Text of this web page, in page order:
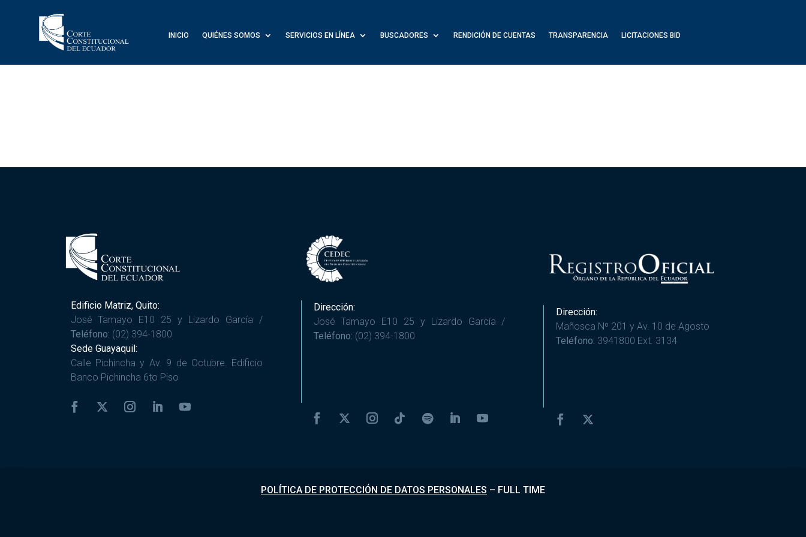
INICIO QUIÉNES SOMOS SERVICIOS EN LÍNEA BUSCADORES RENDICIÓN DE CUENTAS TRANSPARENCIA LICITACIONES BID
Edificio Matriz, Quito:
José Tamayo E10 25 y Lizardo García /
Teléfono: (02) 394-1800
Sede Guayaquil:
Calle Pichincha y Av. 9 de Octubre. Edificio
Banco Pichincha 6to Piso
Dirección:
José Tamayo E10 25 y Lizardo García /
Teléfono: (02) 394-1800
Dirección:
Mañosca Nº 201 y Av. 10 de Agosto
Teléfono: 3941800 Ext. 3134
POLÍTICA DE PROTECCIÓN DE DATOS PERSONALES – FULL TIME